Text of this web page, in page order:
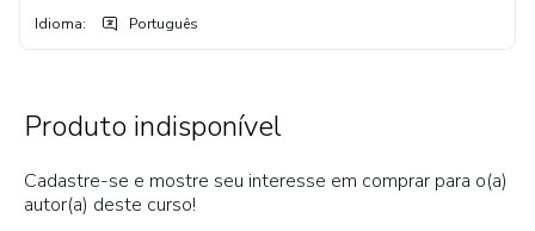
Idioma: Português
Produto indisponível
Cadastre-se e mostre seu interesse em comprar para o(a)
autor(a) deste curso!